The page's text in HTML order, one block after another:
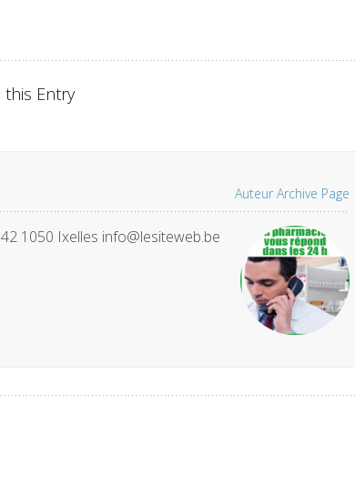
this Entry
1050 Ixelles info@lesiteweb.be
Auteur Archive Page